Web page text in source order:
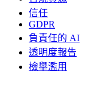
信任
GDPR
負責任的 AI
透明度報告
檢舉濫用